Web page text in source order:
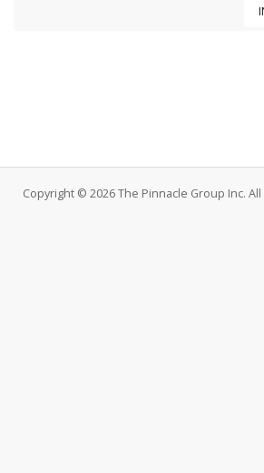
Copyright © 2026 The Pinnacle Group Inc.